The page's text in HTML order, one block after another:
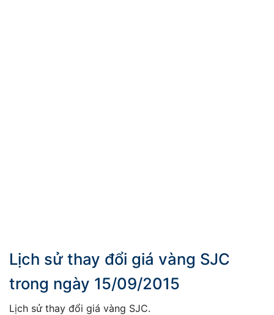
Lịch sử thay đổi giá vàng SJC
trong ngày 15/09/2015
Lịch sử thay đổi giá vàng SJC.